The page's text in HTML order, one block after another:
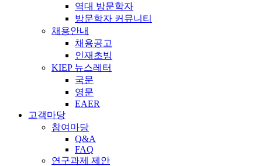
역대 방문학자
방문학자 커뮤니티
채용안내
채용공고
인재초빙
KIEP 뉴스레터
국문
영문
EAER
고객마당
참여마당
Q&A
FAQ
연구과제 제안